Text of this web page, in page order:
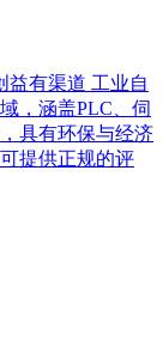
益有渠道 工业自
，涵盖PLC、伺
具有环保与经济
提供正规的评